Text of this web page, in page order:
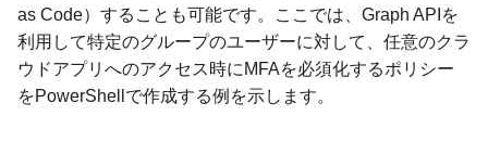
as Code）することも可能です。ここでは、Graph APIを
利用して特定のグループのユーザーに対して、任意のクラ
ウドアプリへのアクセス時にMFAを必須化するポリシー
をPowerShellで作成する例を示します。